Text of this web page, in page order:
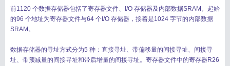
前1120 个数据存储器包括了寄存器文件、I/O 存储器及内部数据SRAM。起始
的96 个地址为寄存器文件与64 个I/O 存储器，接着是1024 字节的内部数据
SRAM。
数据存储器的寻址方式分为5 种：直接寻址、带偏移量的间接寻址、间接寻
址、带预减量的间接寻址和带后增量的间接寻址。寄存器文件中的寄存器R26